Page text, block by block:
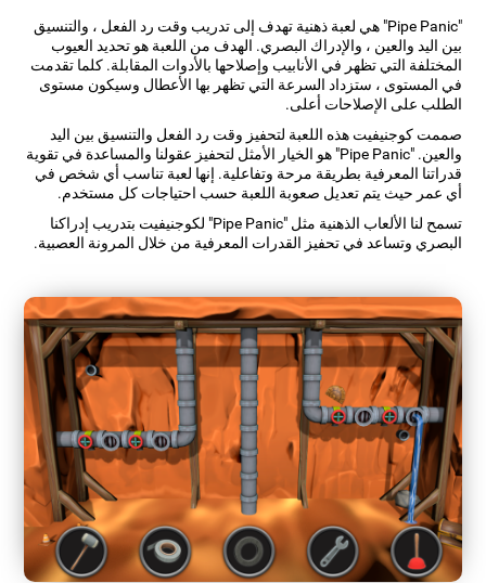
"Pipe Panic" هي لعبة ذهنية تهدف إلى تدريب وقت رد الفعل ، والتنسيق
بين اليد والعين ، والإدراك البصري. الهدف من اللعبة هو تحديد العيوب
المختلفة التي تظهر في الأنابيب وإصلاحها بالأدوات المقابلة. كلما تقدمت
في المستوى ، ستزداد السرعة التي تظهر بها الأعطال وسيكون مستوى
الطلب على الإصلاحات أعلى.
صممت كوجنيفيت هذه اللعبة لتحفيز وقت رد الفعل والتنسيق بين اليد
والعين. "Pipe Panic" هو الخيار الأمثل لتحفيز عقولنا والمساعدة في تقوية
قدراتنا المعرفية بطريقة مرحة وتفاعلية. إنها لعبة تناسب أي شخص في
أي عمر حيث يتم تعديل صعوبة اللعبة حسب احتياجات كل مستخدم.
تسمح لنا الألعاب الذهنية مثل "Pipe Panic" لكوجنيفيت بتدريب إدراكنا
البصري وتساعد في تحفيز القدرات المعرفية من خلال المرونة العصبية.